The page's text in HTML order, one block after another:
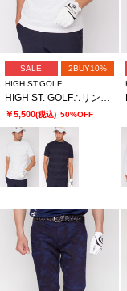
SALE
2BUY10%
HIGH ST.GOLF
HIGH ST. GOLF∴リンクスボーダーモックネックシャツ ＜AdE＞
￥5,500(税込) 50%OFF